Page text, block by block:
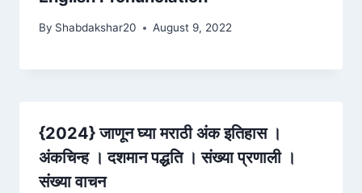
By Shabdakshar20 August 9, 2022
{2024} जाणून घ्या मराठी अंक इतिहास ।
अंकचिन्ह । दशमान पद्धति । संख्या प्रणाली ।
संख्या वाचन